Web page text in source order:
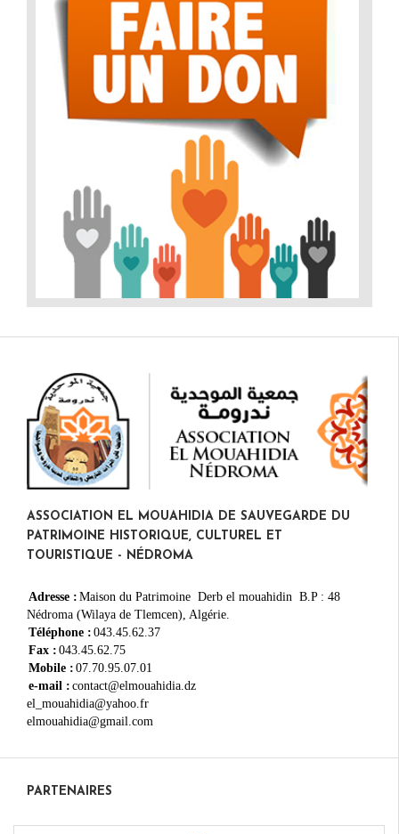
ASSOCIATION EL MOUAHIDIA DE SAUVEGARDE DU
PATRIMOINE HISTORIQUE, CULTUREL ET
TOURISTIQUE - NÉDROMA
Adresse : Maison du Patrimoine Derb el mouahidin B.P : 48
Nédroma (Wilaya de Tlemcen), Algérie.
Téléphone : 043.45.62.37
Fax : 043.45.62.75
Mobile : 07.70.95.07.01
e-mail : contact@elmouahidia.dz
el_mouahidia@yahoo.fr
elmouahidia@gmail.com
PARTENAIRES